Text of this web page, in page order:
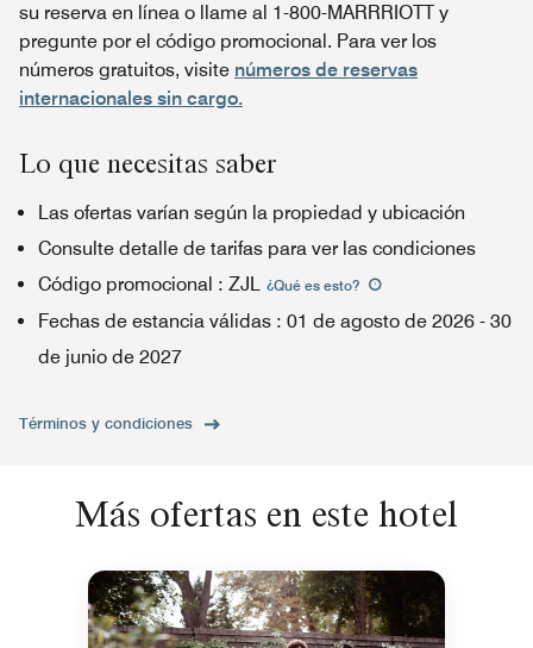
su reserva en línea o llame al 1-800-MARRRIOTT y
pregunte por el código promocional. Para ver los
números gratuitos, visite números de reservas
internacionales sin cargo.
Lo que necesitas saber
Las ofertas varían según la propiedad y ubicación
Consulte detalle de tarifas para ver las condiciones
Código promocional : ZJL ¿Qué es esto?
Fechas de estancia válidas : 01 de agosto de 2026 - 30
de junio de 2027
Términos y condiciones
Más ofertas en este hotel